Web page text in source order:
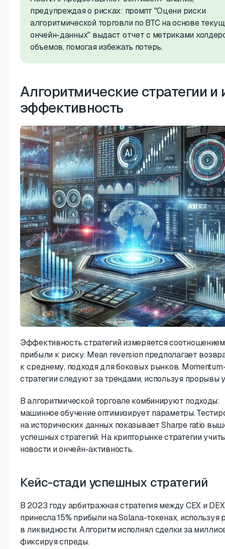
предупреждая о рисках: промпт "Оцени риски
алгоритмической торговли по BTC на основе
ончейн-данных" выдаст отчет с метриками
объемов, помогая избежать потерь.
Алгоритмические стратегии и
эффективность
Эффективность стратегий измеряется соотношением
прибыли к риску. Mean reversion предполагает
к среднему, подходя для боковых рынков.
стратегии следуют за трендами, используя прорывы
В алгоритмической торговле комбинируют подходы:
машинное обучение оптимизирует параметры.
на исторических данных показывает Sharpe ratio
успешных стратегий. На крипторынке стратегии
новости и ончейн-активность.
Кейс-стади успешных стратегий
В 2023 году арбитражная стратегия между CEX и DEX
принесла 15% прибыли на Solana-токенах, используя
в ликвидности. Алгоритм исполнял сделки за
фиксируя спреды.